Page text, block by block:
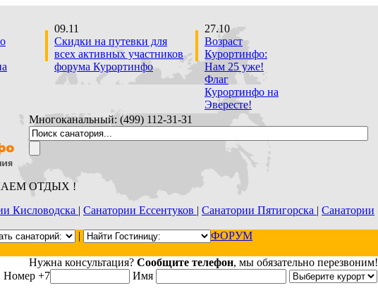
09.11
Скидки на путевки для
всех активных участников
форума Курортинфо
27.10
Возраст
Курортинфо:
Нам 25 уже!
Флаг
Курортинфо на
Эвересте!
Многоканальный: (499) 112-31-З1
ОТДЫХ !
Кисловодска | Санатории Ессентуков | Санатории Пятигорска | Санатории
|
ФОРУМ
Нужна консультация? Сообщите телефон, мы обязательно перезвоним!
Номер +7
Имя